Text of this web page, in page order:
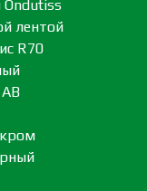
Ondutiss
лентой
R70
АВ